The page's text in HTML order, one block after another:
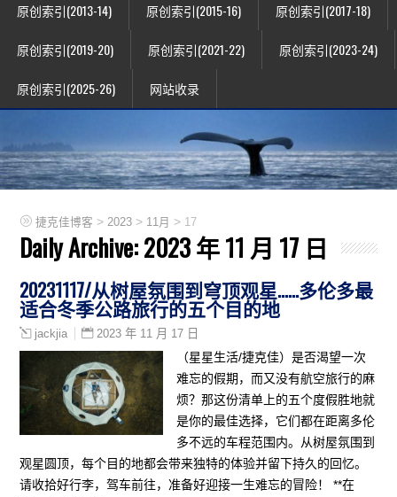
原创索引(2013-14) 原创索引(2015-16) 原创索引(2017-18)
原创索引(2019-20) 原创索引(2021-22) 原创索引(2023-24)
原创索引(2025-26) 网站收录
捷克佳博客 > 2023 > 11月 > 17
Daily Archive:2023 年 11 月 17 日
20231117/从树屋氛围到穹顶观星……多伦多最
适合冬季公路旅行的五个目的地
jackjia 2023 年 11 月 17 日
（星星生活/捷克佳）是否渴望一次
难忘的假期，而又没有航空旅行的麻
烦？那这份清单上的五个度假胜地就
是你的最佳选择，它们都在距离多伦
多不远的车程范围内。从树屋氛围到
观星圆顶，每个目的地都会带来独特的体验并留下持久的回忆。
请收拾好行李，驾车前往，准备好迎接一生难忘的冒险！ **在